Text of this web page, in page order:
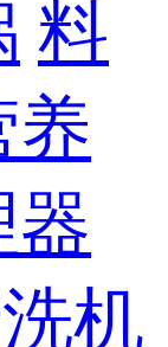
料
养
器
机